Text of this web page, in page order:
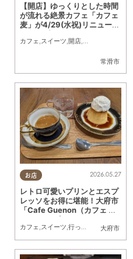
常滑市
【開店】ゆっくりとした時間
が流れる絶景カフェ「カフェ
麦」が4/29(水祝)リニューア
カフェ,スイーツ,開店,リニューアル
お店
大府市
2026.05.27
レトロ可愛いプリンとエスプ
レッソをお得に堪能！大府市
「Cafe Guenon（カフェ グ
ノン）」に行ってみた
カフェ スイーツ 行ってみたレポ ,家族